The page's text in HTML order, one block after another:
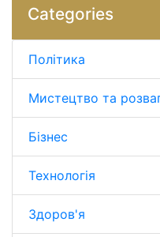
Categories
Політика
Мистецтво та
Бізнес
Технологія
Здоров'я